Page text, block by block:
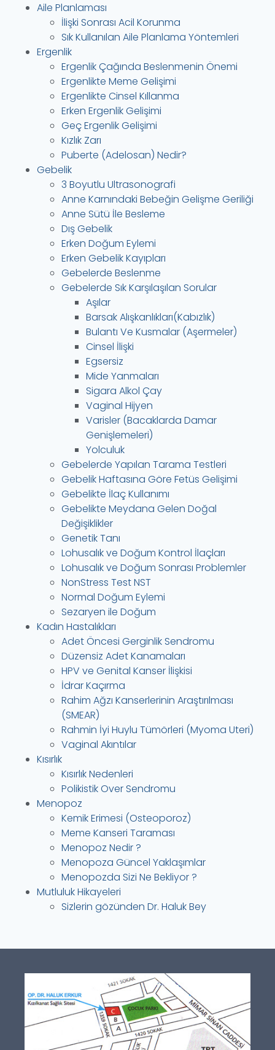
Aile Planlaması
İlişki Sonrası Acil Korunma
Sık Kullanılan Aile Planlama Yöntemleri
Ergenlik
Ergenlik Çağında Beslenmenin Önemi
Ergenlikte Meme Gelişimi
Ergenlikte Cinsel Kıllanma
Erken Ergenlik Gelişimi
Geç Ergenlik Gelişimi
Kızlık Zarı
Puberte (Adelosan) Nedir?
Gebelik
3 Boyutlu Ultrasonografi
Anne Karnındaki Bebeğin Gelişme Geriliği
Anne Sütü İle Besleme
Dış Gebelik
Erken Doğum Eylemi
Erken Gebelik Kayıpları
Gebelerde Beslenme
Gebelerde Sık Karşılaşılan Sorular
Aşılar
Barsak Alışkanlıkları(Kabızlık)
Bulantı Ve Kusmalar (Aşermeler)
Cinsel İlişki
Egsersiz
Mide Yanmaları
Sigara Alkol Çay
Vaginal Hijyen
Varisler (Bacaklarda Damar
Genişlemeleri)
Yolculuk
Gebelerde Yapılan Tarama Testleri
Gebelik Haftasına Göre Fetüs Gelişimi
Gebelikte İlaç Kullanımı
Gebelikte Meydana Gelen Doğal
Değişiklikler
Genetik Tanı
Lohusalık ve Doğum Kontrol İlaçları
Lohusalık ve Doğum Sonrası Problemler
NonStress Test NST
Normal Doğum Eylemi
Sezaryen ile Doğum
Kadın Hastalıkları
Adet Öncesi Gerginlik Sendromu
Düzensiz Adet Kanamaları
HPV ve Genital Kanser İlişkisi
İdrar Kaçırma
Rahim Ağzı Kanserlerinin Araştırılması
(SMEAR)
Rahmin İyi Huylu Tümörleri (Myoma Uteri)
Vaginal Akıntılar
Kısırlık
Kısırlık Nedenleri
Polikistik Over Sendromu
Menopoz
Kemik Erimesi (Osteoporoz)
Meme Kanseri Taraması
Menopoz Nedir ?
Menopoza Güncel Yaklaşımlar
Menopozda Sizi Ne Bekliyor ?
Mutluluk Hikayeleri
Sizlerin gözünden Dr. Haluk Bey